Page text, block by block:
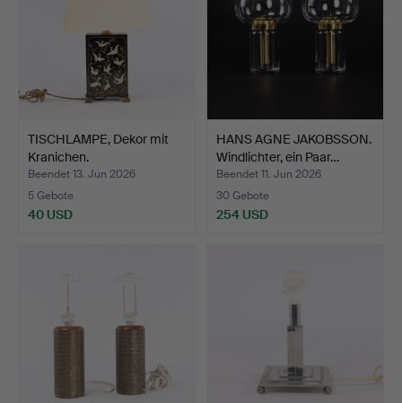
TISCHLAMPE, Dekor mit
Kranichen.
Beendet 13. Jun 2026
5 Gebote
40 USD
HANS AGNE JAKOBSSON.
Windlichter, ein Paar…
Beendet 11. Jun 2026
30 Gebote
254 USD